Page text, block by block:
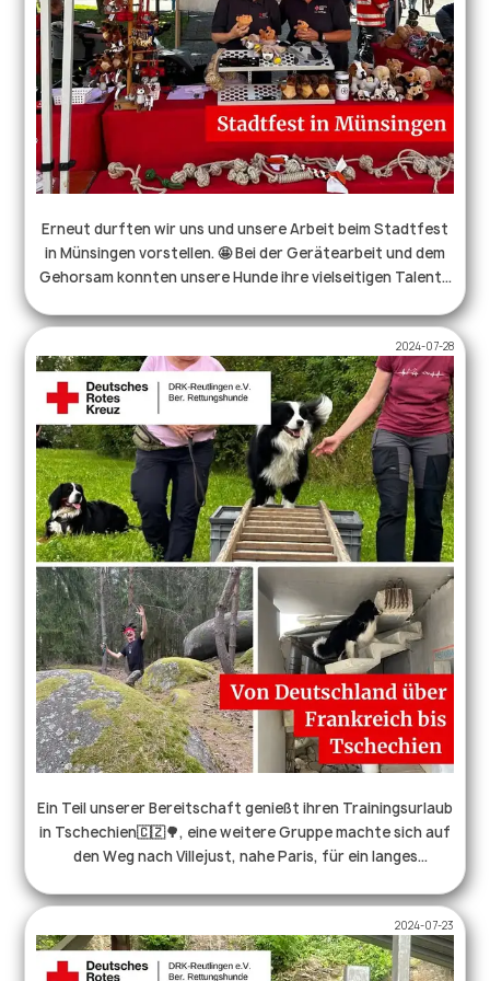
Erneut durften wir uns und unsere Arbeit beim Stadtfest
in Münsingen vorstellen. 🤩 Bei der Gerätearbeit und dem
Gehorsam konnten unsere Hunde ihre vielseitigen Talente
einem kurzen Trail durch die Menschenmenge. Wir
bedanken uns für die Einladung bei der Stadt #münsingen
und bei allen Besuchern für den gemeinsamen Nachmittag.
Wir freuen uns bereits auf das nächste Stadtfest. 🤩 . . .
#rettungshundearbeit #drk #ehrenamt #stadtfest
#münsingen #gerätearbeit #mantrailer #hundeleben
2024-07-28
Ein Teil unserer Bereitschaft genießt ihren Trainingsurlaub
in Tschechien🇨🇿🌳, eine weitere Gruppe machte sich auf
den Weg nach Villejust, nahe Paris, für ein langes
wurde zuhause fleißig für das anstehende Stadtfest in
Münsingen (Sonntag 28.07.24) trainiert. Wir freuen uns
über zahlreichen Besuch zu unseren Vorführungen.💪🐕
2024-07-23